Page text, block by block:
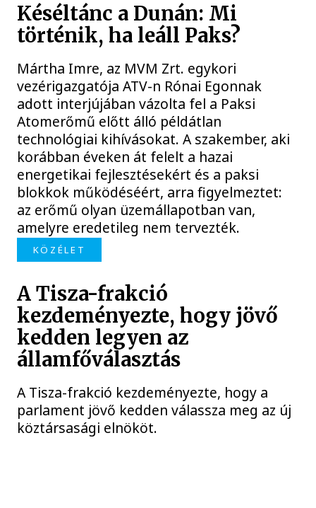
Késéltánc a Dunán: Mi
történik, ha leáll Paks?
Mártha Imre, az MVM Zrt. egykori
vezérigazgatója ATV-n Rónai Egonnak
adott interjújában vázolta fel a Paksi
Atomerőmű előtt álló példátlan
technológiai kihívásokat. A szakember, aki
korábban éveken át felelt a hazai
energetikai fejlesztésekért és a paksi
blokkok működéséért, arra figyelmeztet:
az erőmű olyan üzemállapotban van,
amelyre eredetileg nem tervezték.
KÖZÉLET
A Tisza-frakció
kezdeményezte, hogy jövő
kedden legyen az
államfőválasztás
A Tisza-frakció kezdeményezte, hogy a
parlament jövő kedden válassza meg az új
köztársasági elnököt.